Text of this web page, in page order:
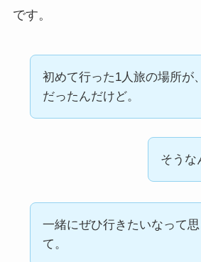
です。
初めて行った1人旅の場所が
だったんだけど。
そうな
一緒にぜひ行きたいなって思
て。